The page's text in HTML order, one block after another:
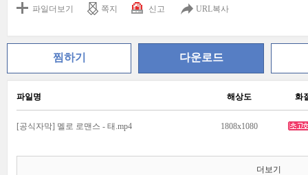
파일더보기 쪽지 신고 URL복사
찜하기 다운로드
파일명 해상도 화
[공식자막] 멜로 로맨스 - 태.mp4 1808x1080
더보기